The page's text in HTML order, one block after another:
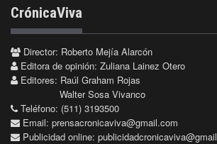
CrónicaViva
Director: Roberto Mejía Alarcón
Editora de opinión: Zuliana Lainez Otero
Editores: Raúl Graham Rojas
Walter Sosa Vivanco
Teléfono: (511) 3193500
Email: prensacronicaviva@gmail.com
Publicidad online: